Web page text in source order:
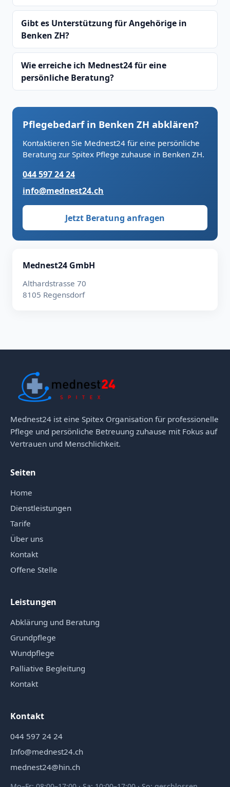
Gibt es Unterstützung für Angehörige in
Benken ZH?
Wie erreiche ich Mednest24 für eine
persönliche Beratung?
Pflegebedarf in Benken ZH abklären?
Kontaktieren Sie Mednest24 für eine persönliche
Beratung zur Spitex Pflege zuhause in Benken ZH.
044 597 24 24
info@mednest24.ch
Jetzt Beratung anfragen
Mednest24 GmbH
Althardstrasse 70
8105 Regensdorf
Mednest24 ist eine Spitex Organisation für professionelle
Pflege und persönliche Betreuung zuhause mit Fokus auf
Vertrauen und Menschlichkeit.
Seiten
Home
Dienstleistungen
Tarife
Über uns
Kontakt
Offene Stelle
Leistungen
Abklärung und Beratung
Grundpflege
Wundpflege
Palliative Begleitung
Kontakt
Kontakt
044 597 24 24
Info@mednest24.ch
mednest24@hin.ch